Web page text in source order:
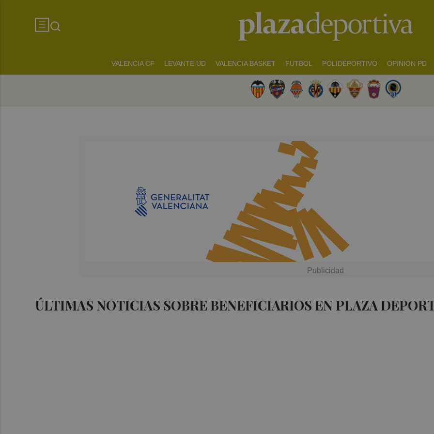
VALENCIA CF LEVANTE UD VALENCIA BASKET FUTBOL POLIDEPORTIVO OPINIÓN PD
ÚLTIMAS NOTICIAS SOBRE BENEFICIARIOS EN PLAZA